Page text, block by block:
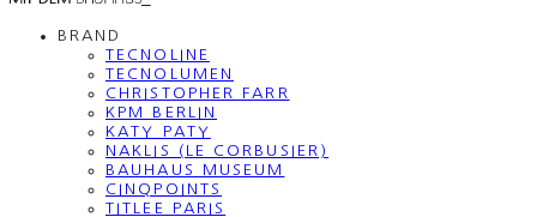
BRAND
TECNOLINE
TECNOLUMEN
CHRISTOPHER FARR
KPM BERLIN
KATY PATY
NAKLIS (LE CORBUSIER)
BAUHAUS MUSEUM
CINQPOINTS
TITLEE PARIS